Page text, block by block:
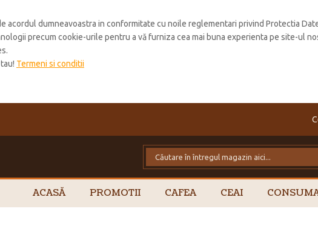
acordul dumneavoastra in conformitate cu noile reglementari privind Protectia
precum cookie-urile pentru a vă furniza cea mai buna experienta pe site-ul
Termeni si conditii
ACASĂ PROMOTII CAFEA CEAI